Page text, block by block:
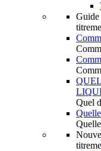
Guide
Quel